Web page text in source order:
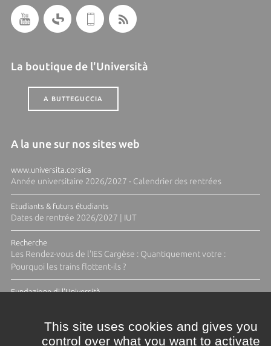
La boutique de l'Università
A BUTTEGUCCIA
A la une sur nos sites web
www.universita.corsica
Année universitaire 2026/2027 - Calendrier des rentrées
Etudiants & futurs étudiants
Dates de rentrée 2026/2027 | IUT
Recherche
Les Rendez-vous de l'IES Cargèse : Quantiquement votre :
Pourquoi les trains flottent-ils ?
Fundazione di l'Università
This site uses cookies and gives you
control over what you want to activate